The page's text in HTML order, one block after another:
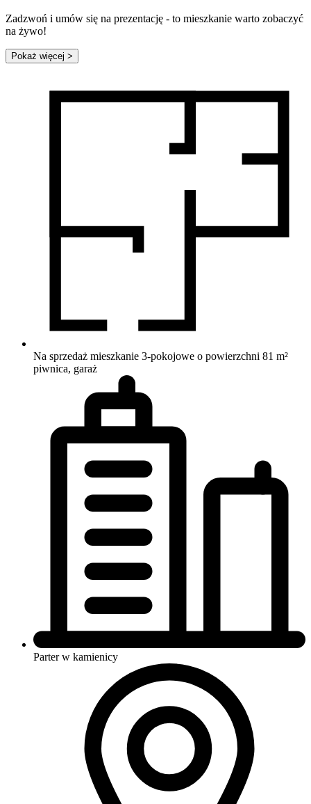
Zadzwoń i umów się na prezentację - to mieszkanie warto zobaczyć
na żywo!
Pokaż więcej >
Na sprzedaż mieszkanie 3-pokojowe o powierzchni 81 m²
piwnica, garaż
Parter w kamienicy